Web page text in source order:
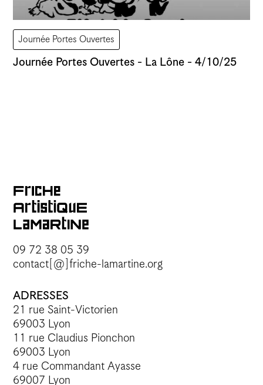
Journée Portes Ouvertes
Journée Portes Ouvertes - La Lône - 4/10/25
09 72 38 05 39
contact[@]friche-lamartine.org
ADRESSES
21 rue Saint-Victorien
69003 Lyon
11 rue Claudius Pionchon
69003 Lyon
4 rue Commandant Ayasse
69007 Lyon